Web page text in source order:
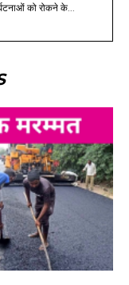
को रोकने के...